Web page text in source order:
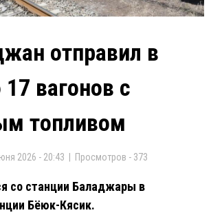
отправил в
вагонов с
топливом
2026 - 20:43 | Просмотров - 373
со станции Баладжары в
Бёюк-Кясик.